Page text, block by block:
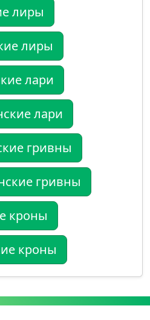
лиры
лиры
лари
лари
гривны
гривны
кроны
кроны